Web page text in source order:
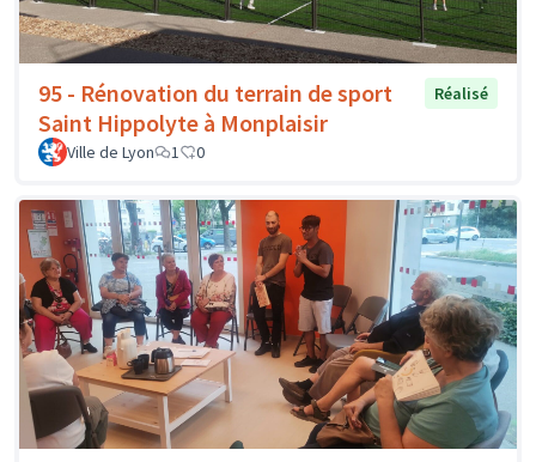
95 - Rénovation du terrain de sport
Saint Hippolyte à Monplaisir
Réalisé
Ville de Lyon 1 0